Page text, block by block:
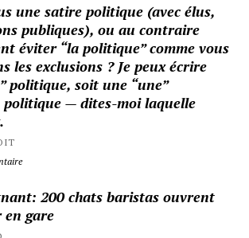
une satire politique (avec élus,
publiques), ou au contraire
éviter “la politique” comme vous
les exclusions ? Je peux écrire
politique, soit une “une”
— dites-moi laquelle
200 chats baristas ouvrent
en gare